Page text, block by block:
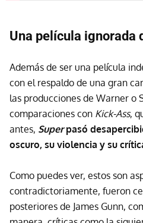
Una película ignorada
Además de ser una película
con el respaldo de una gran
las producciones de Warner o
comparaciones con Kick-Ass,
antes, Superpasó
oscuro, su violencia y su
Como puedes ver, estos son
contradictoriamente, fueron
posteriores de James Gunn,